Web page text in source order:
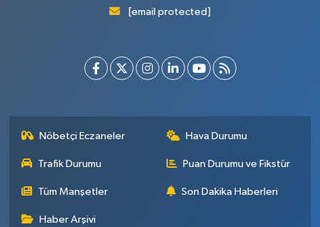
[email protected]
Nöbetçi Eczaneler Hava Durumu
Trafik Durumu Puan Durumu ve Fikstür
Tüm Manşetler Son Dakika Haberleri
Haber Arşivi